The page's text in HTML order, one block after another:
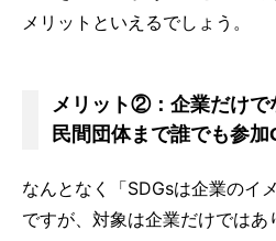
メリットといえるでしょう。
メリット②：企業だけで
民間団体まで誰でも参加
なんとなく「SDGsは企業のイ
ですが、対象は企業だけではあ